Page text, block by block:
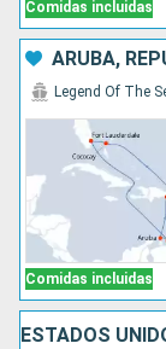
Comidas incluidas
Comidas incluidas
Legend Of The
ESTADOS